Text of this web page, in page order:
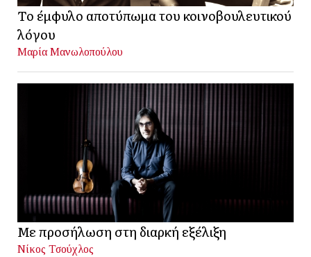
Το έμφυλο αποτύπωμα του κοινοβουλευτικού
λόγου
Μαρία Μανωλοπούλου
Με προσήλωση στη διαρκή εξέλιξη
Νίκος Τσούχλος